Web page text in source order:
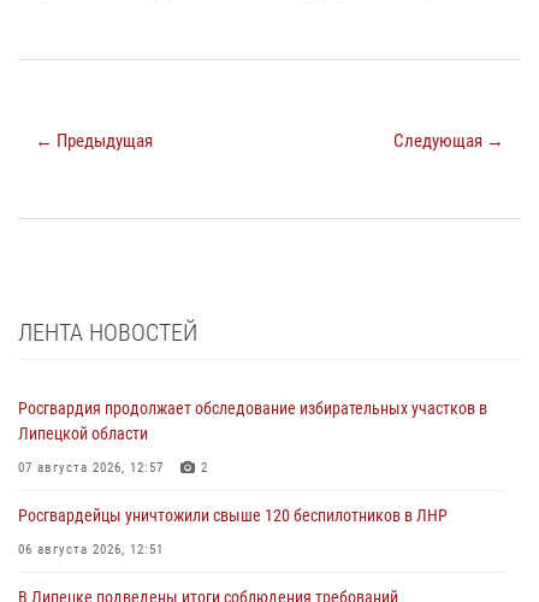
← Предыдущая Следующая →
ЛЕНТА НОВОСТЕЙ
Росгвардия продолжает обследование избирательных участков в
Липецкой области
07 августа 2026, 12:57 2
Росгвардейцы уничтожили свыше 120 беспилотников в ЛНР
06 августа 2026, 12:51
В Липецке подведены итоги соблюдения требований